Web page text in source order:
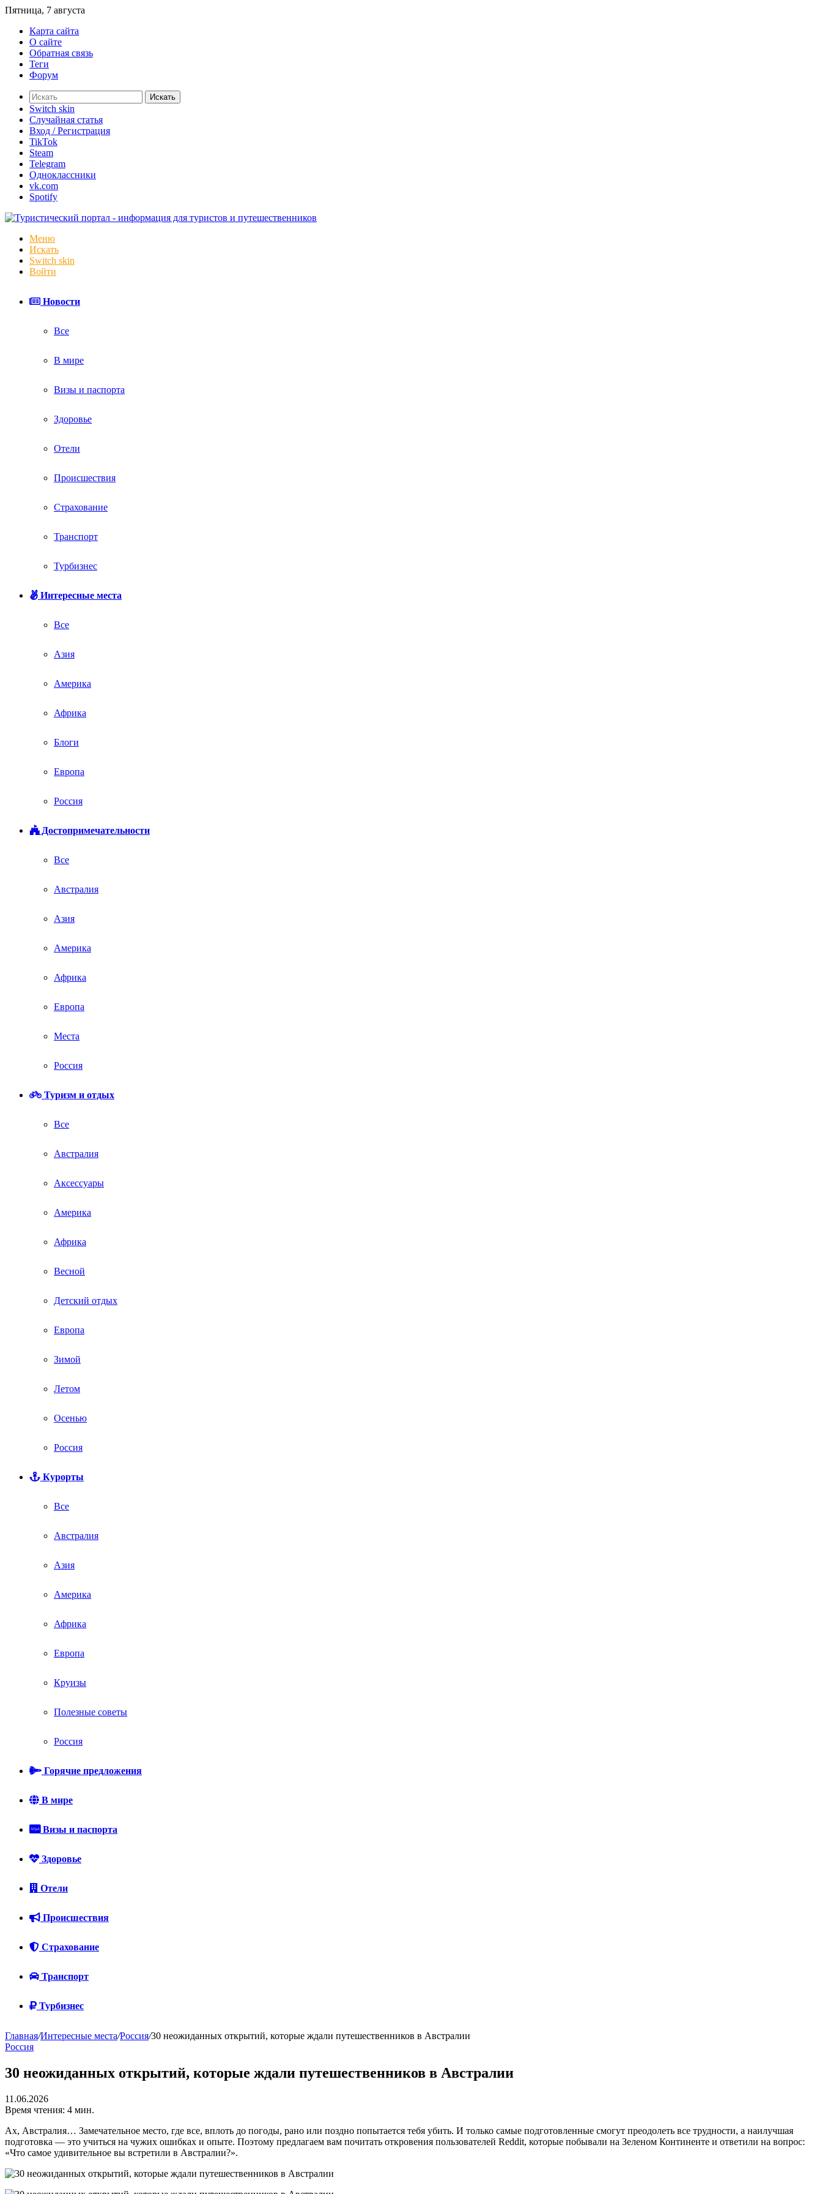
Пятница, 7 августа
Карта сайта
О сайте
Обратная связь
Теги
Форум
Искать
Switch skin
Случайная статья
Вход / Регистрация
TikTok
Steam
Telegram
Одноклассники
vk.com
Spotify
Меню
Искать
Switch skin
Войти
Новости
Все
В мире
Визы и паспорта
Здоровье
Отели
Происшествия
Страхование
Транспорт
Турбизнес
Интересные места
Все
Азия
Америка
Африка
Блоги
Европа
Россия
Достопримечательности
Все
Австралия
Азия
Америка
Африка
Европа
Места
Россия
Туризм и отдых
Все
Австралия
Аксессуары
Америка
Африка
Весной
Детский отдых
Европа
Зимой
Летом
Осенью
Россия
Курорты
Все
Австралия
Азия
Америка
Африка
Европа
Круизы
Полезные советы
Россия
Горячие предложения
В мире
Визы и паспорта
Здоровье
Отели
Происшествия
Страхование
Транспорт
Турбизнес
Главная/Интересные места/Россия/30 неожиданных открытий, которые ждали путешественников в Австралии
Россия
30 неожиданных открытий, которые ждали путешественников в Австралии
11.06.2026
Время чтения: 4 мин.
Ах, Австралия… Замечательное место, где все, вплоть до погоды, рано или поздно попытается тебя убить. И только самые подготовленные смогут преодолеть все трудности, а наилучшая
подготовка — это учиться на чужих ошибках и опыте. Поэтому предлагаем вам почитать откровения пользователей Reddit, которые побывали на Зеленом Континенте и ответили на вопрос:
«Что самое удивительное вы встретили в Австралии?».